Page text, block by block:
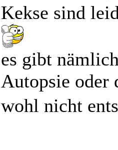
Kekse sind
es gibt
Autopsie oder
wohl nicht